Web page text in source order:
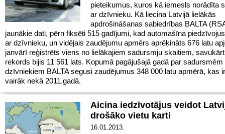
pieteikumus, kuros kā iemesls norādīta
ar dzīvnieku. Kā liecina Latvijā lielākās
apdrošināšanas sabiedrības BALTA
jaunākie dati, pērn fiksēti 515 gadījumi, kad automašīna
ar dzīvnieku, un vidējais zaudējumu apmērs aprēķināts 676 latu
janvārī reģistrēts viens no lielākajiem sadursmju skaitiem,
rekords bijis 11 561 lats. Kopumā pagājušajā gadā par sadursmēm
dzīvniekiem BALTA segusi zaudējumus 348 000 latu apmērā, kas
vairāk nekā 2011.gadā.
Aicina iedzīvotājus veidot
drošāko vietu karti
16.01.2013.